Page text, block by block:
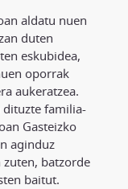
aldatu nuen
duten
eskubidea,
oporrak
aukeratzea.
dituzte familia-
Gasteizko
aginduz
batzorde
baitut.